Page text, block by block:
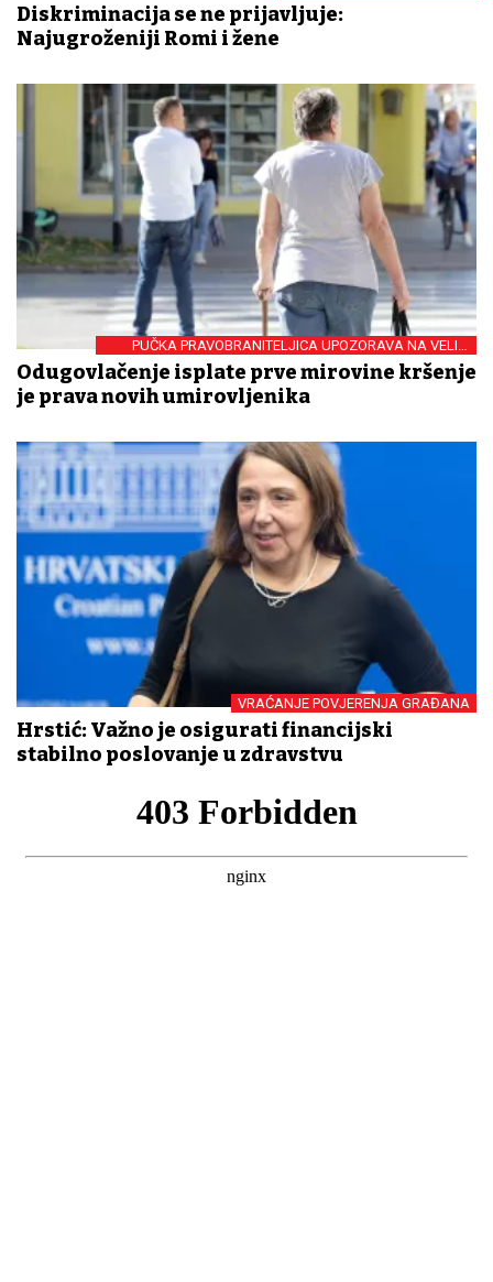
Diskriminacija se ne prijavljuje:
Najugroženiji Romi i žene
PUČKA PRAVOBRANITELJICA UPOZORAVA NA VELIKI
PROBLEM
Odugovlačenje isplate prve mirovine kršenje
je prava novih umirovljenika
VRAĆANJE POVJERENJA GRAĐANA
Hrstić: Važno je osigurati financijski
stabilno poslovanje u zdravstvu